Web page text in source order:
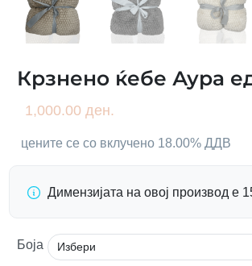
Крзнено ќебе Аура
1,000.00 ден.
цените се со вклучено 18.00% ДДВ
Димензијата на овој производ е
Боја